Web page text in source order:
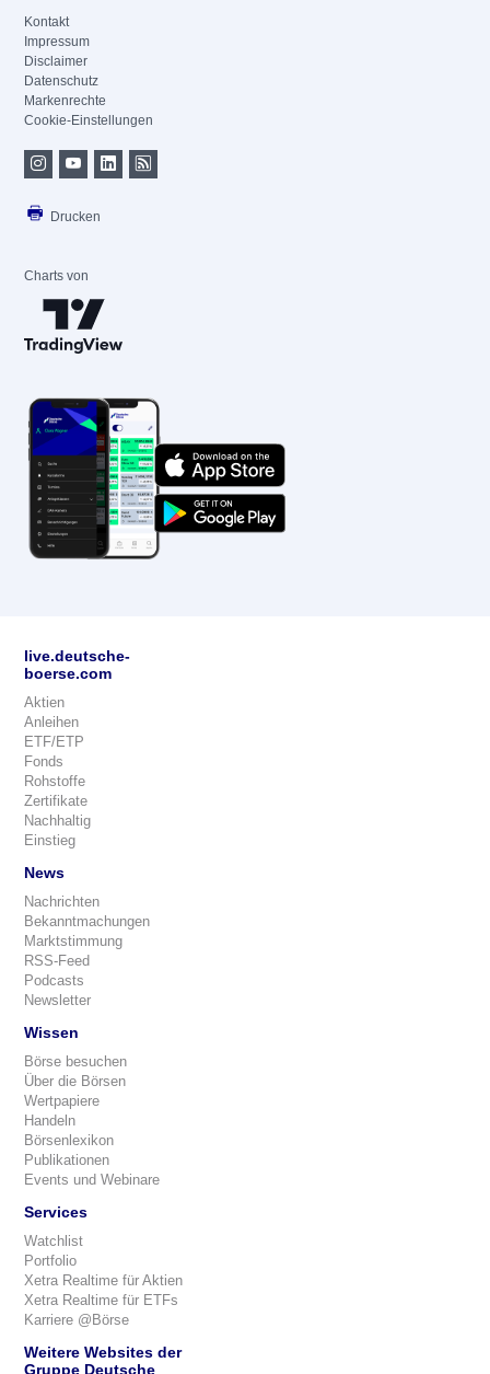
Kontakt
Impressum
Disclaimer
Datenschutz
Markenrechte
Cookie-Einstellungen
Drucken
Charts von
live.deutsche-
boerse.com
Aktien
Anleihen
ETF/ETP
Fonds
Rohstoffe
Zertifikate
Nachhaltig
Einstieg
News
Nachrichten
Bekanntmachungen
Marktstimmung
RSS-Feed
Podcasts
Newsletter
Wissen
Börse besuchen
Über die Börsen
Wertpapiere
Handeln
Börsenlexikon
Publikationen
Events und Webinare
Services
Watchlist
Portfolio
Xetra Realtime für Aktien
Xetra Realtime für ETFs
Karriere @Börse
Weitere Websites der
Gruppe Deutsche